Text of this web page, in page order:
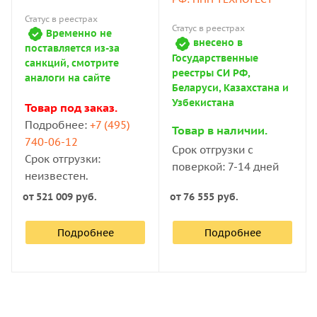
В динамических твердомерах твёрдость материала
определяется по соотношению скоростей падения и
отскока индентора, оснащённого наконечником из
К этой группе относятся твердомеры Вебстер —
ручные приборы в виде щипцов, которые сжимают
материал, например стенку трубы или другого изделия,
лист металла. Другой вид динамического измерителя
— твердомер Баркол, оснащённый рычагом, который
Статус в реестрах
Временно не
поставляется из-за
санкций, смотрите
аналоги на сайте
Товар под заказ.
Подробнее: +7 (495)
740-06-12
Срок отгрузки:
неизвестен.
от 521 009 руб.
Подробнее
Статус в реестрах
внесено в
Государственные
реестры СИ РФ,
Беларуси, Казахстана и
Узбекистана
Товар в наличии.
Срок отгрузки с
поверкой: 7-14 дней
от76 555 руб.
Подробнее